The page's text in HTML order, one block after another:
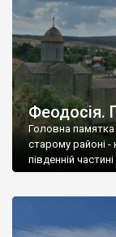
Феодосія.
Головна памятка
старому районі -
південній частині